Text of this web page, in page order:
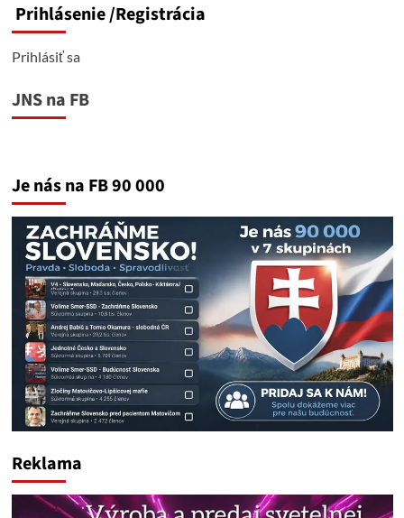
Prihlásenie/Registrácia
Prihlásiť sa
JNS na FB
Je nás na FB 90 000
Reklama